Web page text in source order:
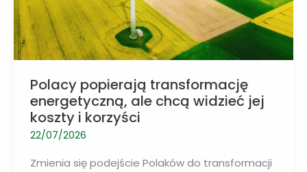
Polacy popierają transformację
energetyczną, ale chcą widzieć jej
koszty i korzyści
22/07/2026
Zmienia się podejście Polaków do transformacji